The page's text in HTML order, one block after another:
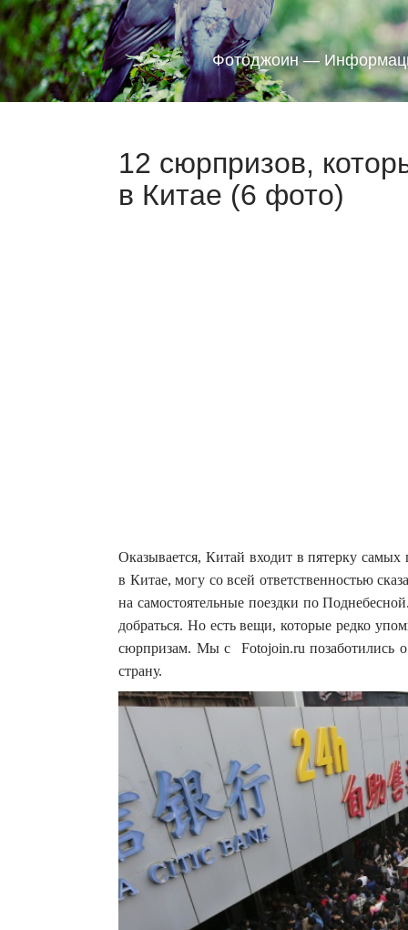
Фотоджоин —
12 сюрпризов,
в Китае (6 фото)
Оказывается, Китай входит в пятерку
в Китае, могу со всей ответственностью
на самостоятельные поездки по
добраться. Но есть вещи, которые редко
сюрпризам. Мы с Fotojoin.ru позаботились
страну.